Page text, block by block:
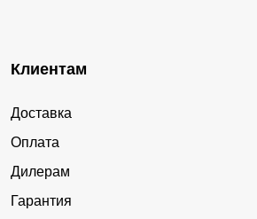
Клиентам
Доставка
Оплата
Дилерам
Гарантия